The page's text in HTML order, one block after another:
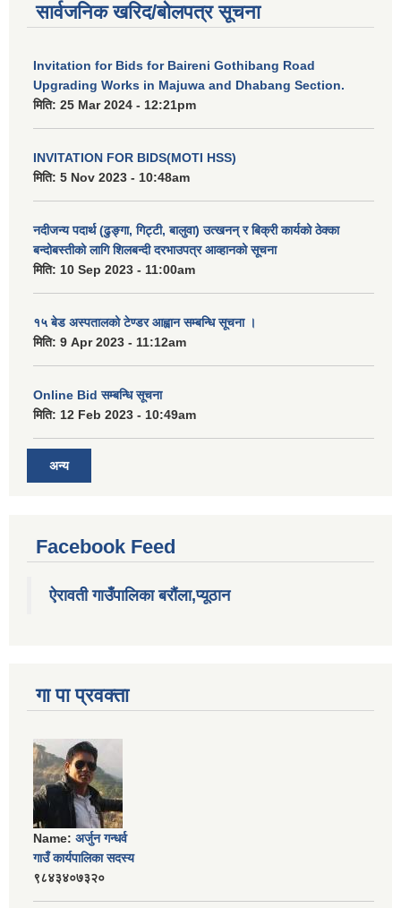
सार्वजनिक खरिद/बोलपत्र सूचना
Invitation for Bids for Baireni Gothibang Road
Upgrading Works in Majuwa and Dhabang Section.
मिति: 25 Mar 2024 - 12:21pm
INVITATION FOR BIDS(MOTI HSS)
मिति: 5 Nov 2023 - 10:48am
नदीजन्य पदार्थ (ढुङ्गा, गिट्टी, बालुवा) उत्खनन् र बिक्री कार्यको ठेक्का
बन्दोबस्तीको लागि शिलबन्दी दरभाउपत्र आव्हानको सूचना
मिति: 10 Sep 2023 - 11:00am
१५ बेड अस्पतालको टेण्डर आह्वान सम्बन्धि सूचना ।
मिति: 9 Apr 2023 - 11:12am
Online Bid सम्बन्धि सूचना
मिति: 12 Feb 2023 - 10:49am
अन्य
Facebook Feed
ऐरावती गाउँपालिका बरौंला,प्यूठान
गा पा प्रवक्ता
Name: अर्जुन गन्धर्व
गाउँ कार्यपालिका सदस्य
९८४३४०७३२०